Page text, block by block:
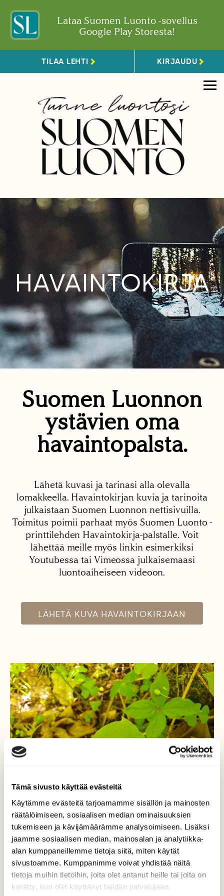
Tämä sivusto käyttää evästeitä
Käytämme evästeitä tarjoamamme sisällön ja mainosten
räätälöimiseen, sosiaalisen median ominaisuuksien
tukemiseen ja kävijämäärämme analysoimiseen. Lisäksi
jaamme sosiaalisen median, mainosalan ja analytiikka-
alan kumppaneillemme tietoja siitä, miten käytät
sivustoamme. Kumppanimme voivat yhdistää näitä
tietoja muihin tietoihin, joita olet antanut heille tai joita on
kerätty, kun olet käyttänyt heidän palvelujaan.
Lataa Suomen Luonto -sovellus
Google Play Storesta!
TILAA LEHTI KIRJAUDU
HAVAINTOKIRJA
Suomen Luonnon
ystävien oma
havaintopalsta.
Lähetä kuvasi ja tarinasi alla olevalla
lomakkeella. Havaintokirjan kuvia ja tarinoita
julkaistaan Suomen Luonnon nettisivuilla.
Toimitus poimii parhaat myös Suomen Luonto -
printtilehden Havaintokirja-palstalle. Voit
lähettää meille myös linkin esimerkiksi
Youtubessa tai Vimeossa julkaisemaasi
luontoaiheiseen videoon.
LÄHETÄ KUVA HAVAINTOKIRJAAN